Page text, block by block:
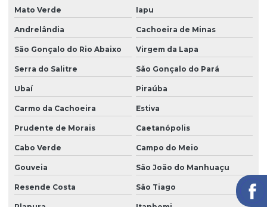
Mato Verde Iapu
Andrelândia Cachoeira de Minas
São Gonçalo do Rio Abaixo Virgem da Lapa
Serra do Salitre São Gonçalo do Pará
Ubaí Piraúba
Carmo da Cachoeira Estiva
Prudente de Morais Caetanópolis
Cabo Verde Campo do Meio
Gouveia São João do Manhuaçu
Resende Costa São Tiago